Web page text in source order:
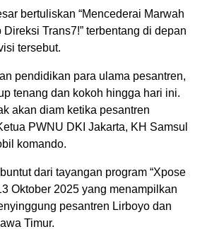
bertuliskan “Mencederai Marwah
Direksi Trans7!” terbentang di depan
tersebut.
pendidikan para ulama pesantren,
tenang dan kokoh hingga hari ini.
akan diam ketika pesantren
PWNU DKI Jakarta, KH Samsul
komando.
dari tayangan program “Xpose
Oktober 2025 yang menampilkan
pesantren Lirboyo dan
Timur.